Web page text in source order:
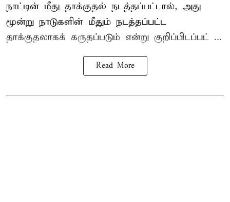
நாட்டின் மீது தாக்குதல் நடத்தப்பட்டால், அது
மூன்று நாடுகளின் மீதும் நடத்தப்பட்ட
தாக்குதலாகக் கருதப்படும் என்று குறிப்பிடப்பட் ...
Read More